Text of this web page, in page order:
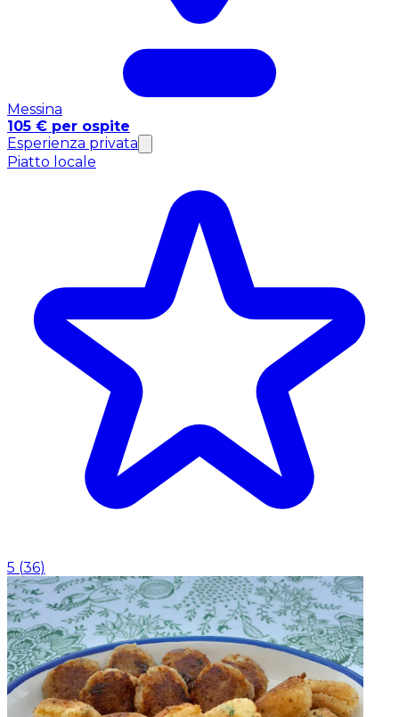
Messina
105 € per ospite
Esperienza privata
Piatto locale
5 (36)